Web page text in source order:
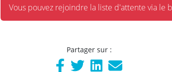
Vous pouvez rejoindre la liste d'attente via le
Partager sur :